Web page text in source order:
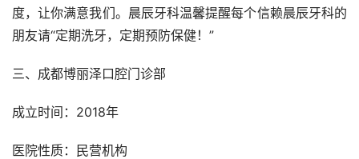
度，让你满意我们。晨辰牙科温馨提醒每个信赖晨辰牙科的
朋友请“定期洗牙，定期预防保健！”
三、成都博丽泽口腔门诊部
成立时间：2018年
医院性质：民营机构